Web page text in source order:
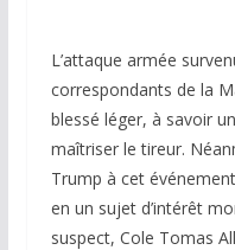
L’attaque armée
correspondants de la
blessé léger, à savoir
maîtriser le tireur.
Trump à cet
en un sujet d’intérêt
suspect, Cole Tomas